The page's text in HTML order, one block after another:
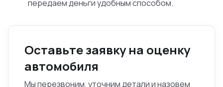
передаем деньги удобным способом.
Оставьте заявку на оценку
автомобиля
Мы перезвоним, уточним детали и назовем